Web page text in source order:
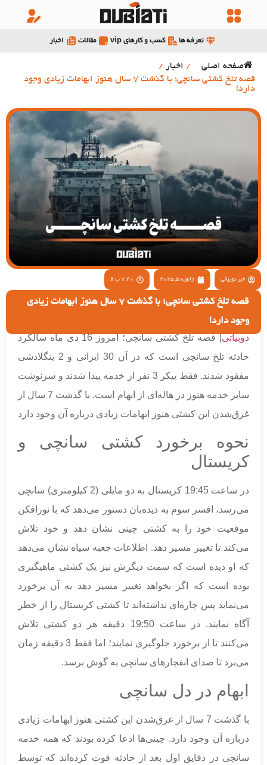
تعرفه ها کسب و کارهای vip مقالات اخبار
صفحه اصلی / اخبار /
قصه تلخ کشتی سانچی؛ با گذشت 7 سال هنوز ابهامات زیادی وجود
دارد!
خبر دوبیاتی ژانویه 5, 2025 7:40 ب.ظ
قصه تلخ کشتی سانچی؛ با گذشت 7 سال هنوز ابهامات زیادی
وجود دارد!
دوبیاتی
| قصه تلخ کشتی سانچی؛ امروز 16 دی ماه سالگرد
حادثه تلخ سانچی است که در آن 30 ایرانی و 2 بنگلادشی
مفقود شدند. فقط پیکر 3 نفر از خدمه پیدا شدند و سرنوشت
سایر خدمه هنوز در هاله‌ای از ابهام است. با گذشت 7 سال از
غرق‌شدن این کشتی هنوز ابهامات زیادی درباره آن وجود دارد
نحوه برخورد کشتی سانچی و
کریستال
در ساعت 19:45 کریستال به دو مایلی (2 کیلومتری) سانچی
می‌رسد، افسر سوم به دیده‌بان دستور می‌دهد که با نورافکن
موقعیت خود را به کشتی چینی نشان دهد و خود تلاش
می‌کند تا تغییر مسیر دهد. اطلاعات جعبه سیاه نشان می‌دهد
که او دیده است که سمت دیگرش نیز یک کشتی ماهیگیری
بوده است که اگر بخواهد تغییر مسیر دهد به آن برخورد
می‌نماید پس چاره‌ای نداشته‌اند تا کشتی کریستال را از خطر
آگاه نمایند. در ساعت 19:50 دقیقه هر دو کشتی تلاش
می‌کنند تا از برخورد جلوگیری نمایند؛ اما فقط 3 دقیقه زمان
می‌برد تا صدای انفجار‌های سانچی به گوش برسد.
ابهام در دل سانچی
با گذشت 7 سال از غرق‌شدن این کشتی هنوز ابهامات زیادی
درباره آن وجود دارد. چینی‌ها ادعا کرده بودند که همه خدمه
سانچی در دقایق اول بعد از حادثه فوت کرده‌اند که توسط